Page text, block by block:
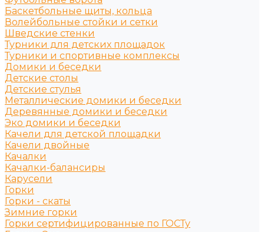
Баскетбольные щиты, кольца
Волейбольные стойки и сетки
Шведские стенки
Турники для детских площадок
Турники и спортивные комплексы
Домики и беседки
Детские столы
Детские стулья
Металлические домики и беседки
Деревянные домики и беседки
Эко домики и беседки
Качели для детской площадки
Качели двойные
Качалки
Качалки-балансиры
Карусели
Горки
Горки - скаты
Зимние горки
Горки сертифицированные по ГОСТу